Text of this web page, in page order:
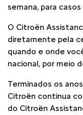
semana, para
O Citroën
diretamente pela
quando e onde
nacional, por meio
Terminados os
Citroën continua
do Citroën